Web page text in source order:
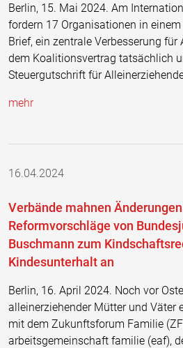
Berlin, 15. Mai 2024. Am
fordern 17 Organisationen in
Brief, ein zentrale Verbesserung für
dem Koalitionsvertrag tatsächlich
Steuergutschrift für
mehr
16.04.2024
Verbände mahnen
Reformvorschläge von
Buschmann zum
Kindesunterhalt an
Berlin, 16. April 2024. Noch vor
alleinerziehender Mütter und Väter
mit dem Zukunftsforum Familie
arbeitsgemeinschaft familie (eaf),